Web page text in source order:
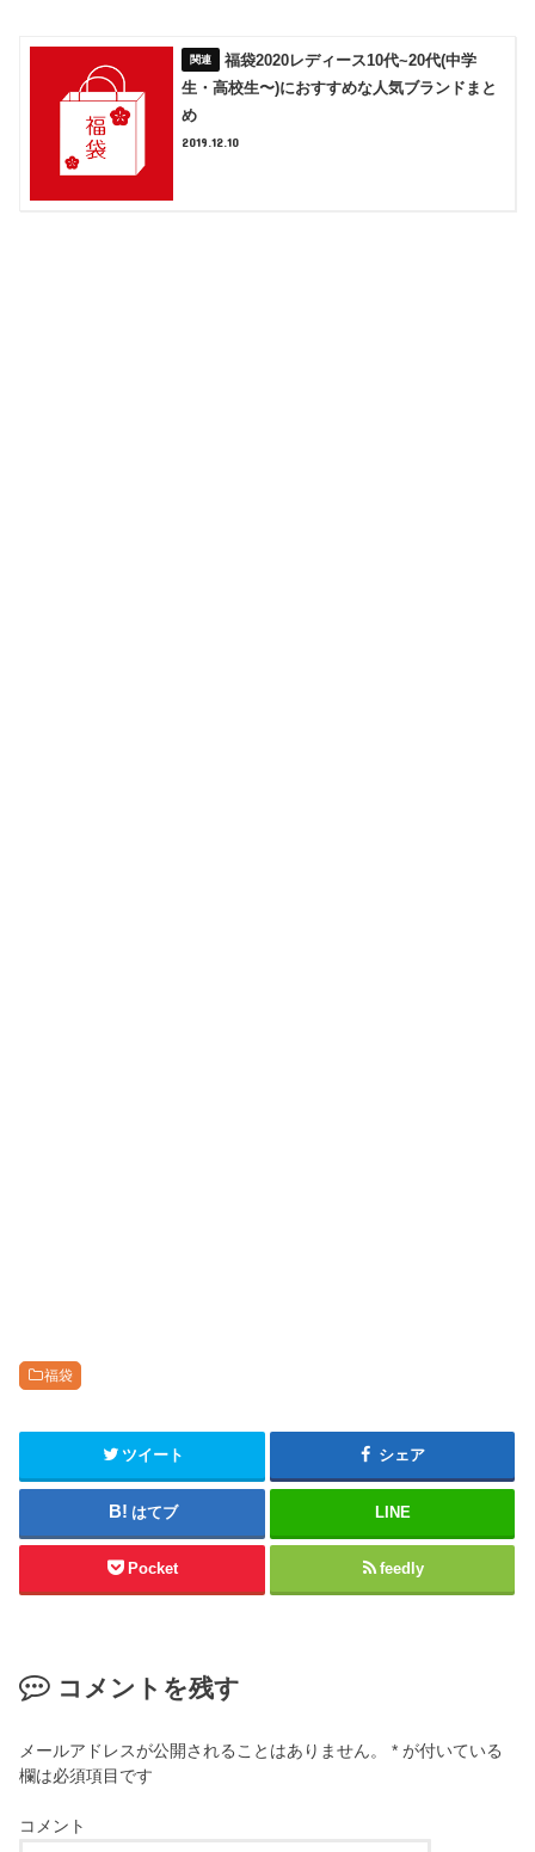
福袋2020レディース10代~20代(中学
生・高校生〜)におすすめな人気ブランドまと
め
2019.12.10
福袋
ツイート シェア
はてブ LINE
Pocket feedly
コメントを残す
メールアドレスが公開されることはありません。 * が付いている
欄は必須項目です
コメント